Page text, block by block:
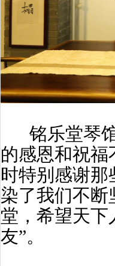
铭乐堂琴馆
的感恩和祝
时特别感谢
染了我们不
堂，希望天下
友”。